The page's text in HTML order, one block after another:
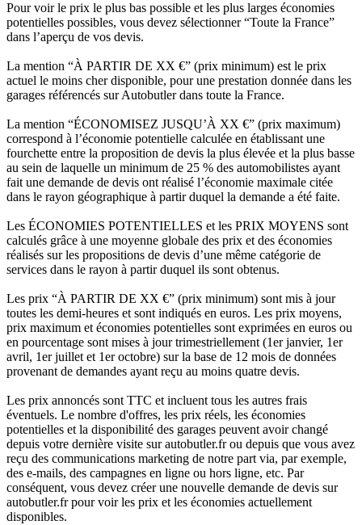
Pour voir le prix le plus bas possible et les plus larges économies
potentielles possibles, vous devez sélectionner “Toute la France”
dans l’aperçu de vos devis.
La mention “À PARTIR DE XX €” (prix minimum) est le prix
actuel le moins cher disponible, pour une prestation donnée dans les
garages référencés sur Autobutler dans toute la France.
La mention “ÉCONOMISEZ JUSQU’À XX €” (prix maximum)
correspond à l’économie potentielle calculée en établissant une
fourchette entre la proposition de devis la plus élevée et la plus basse
au sein de laquelle un minimum de 25 % des automobilistes ayant
fait une demande de devis ont réalisé l’économie maximale citée
dans le rayon géographique à partir duquel la demande a été faite.
Les ÉCONOMIES POTENTIELLES et les PRIX MOYENS sont
calculés grâce à une moyenne globale des prix et des économies
réalisés sur les propositions de devis d’une même catégorie de
services dans le rayon à partir duquel ils sont obtenus.
Les prix “À PARTIR DE XX €” (prix minimum) sont mis à jour
toutes les demi-heures et sont indiqués en euros. Les prix moyens,
prix maximum et économies potentielles sont exprimées en euros ou
en pourcentage sont mises à jour trimestriellement (1er janvier, 1er
avril, 1er juillet et 1er octobre) sur la base de 12 mois de données
provenant de demandes ayant reçu au moins quatre devis.
Les prix annoncés sont TTC et incluent tous les autres frais
éventuels. Le nombre d'offres, les prix réels, les économies
potentielles et la disponibilité des garages peuvent avoir changé
depuis votre dernière visite sur autobutler.fr ou depuis que vous avez
reçu des communications marketing de notre part via, par exemple,
des e-mails, des campagnes en ligne ou hors ligne, etc. Par
conséquent, vous devez créer une nouvelle demande de devis sur
autobutler.fr pour voir les prix et les économies actuellement
disponibles.